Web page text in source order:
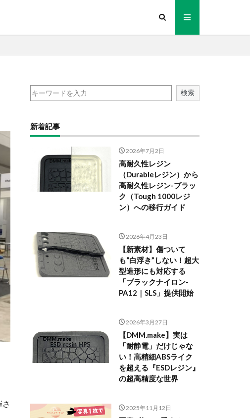
検索
新着記事
2026年7月2日
高耐久性レジン
（Durableレジン）から
高耐久性レジン-ブラッ
ク（Tough 1000レジ
ン）への移行ガイド
2026年4月23日
【新素材】傷ついて
も“白浮き”しない！超大
型造形にも対応する
「ブラックナイロン-
PA12｜SLS」提供開始
2026年3月27日
【DMM.make】実は
「耐静電」だけじゃな
い！高精細ABSライク
を超える『ESDレジン』
の超高精度な世界
2025年11月12日